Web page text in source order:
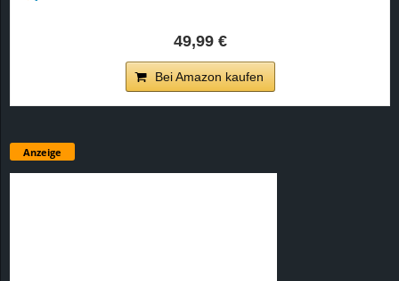
49,99 €
Bei Amazon kaufen
Anzeige